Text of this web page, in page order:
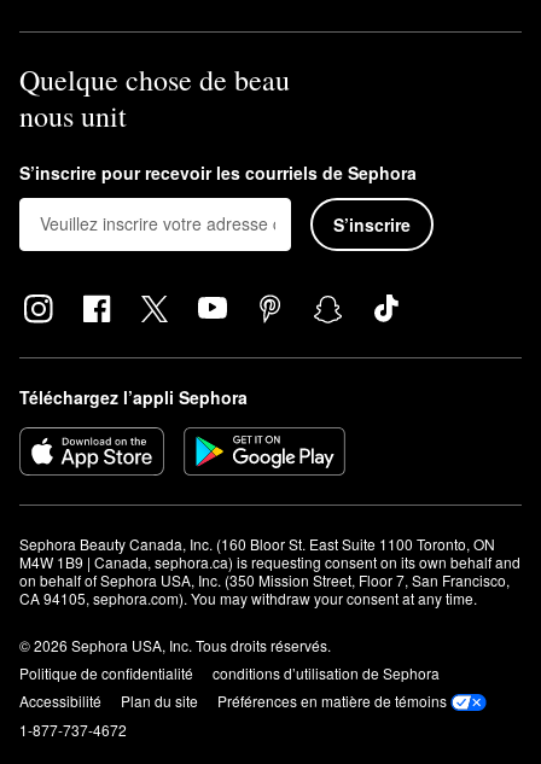
Quelque chose de beau
nous unit
S’inscrire pour recevoir les courriels de Sephora
S’inscrire
Téléchargez l’appli Sephora
Sephora Beauty Canada, Inc. (160 Bloor St. East Suite 1100 Toronto, ON
M4W 1B9 | Canada, sephora.ca) is requesting consent on its own behalf and
on behalf of Sephora USA, Inc. (350 Mission Street, Floor 7, San Francisco,
CA 94105, sephora.com). You may withdraw your consent at any time.
© 2026 Sephora USA, Inc. Tous droits réservés.
Politique de confidentialité
conditions d’utilisation de Sephora
Accessibilité
Plan du site
Préférences en matière de témoins
1-877-737-4672